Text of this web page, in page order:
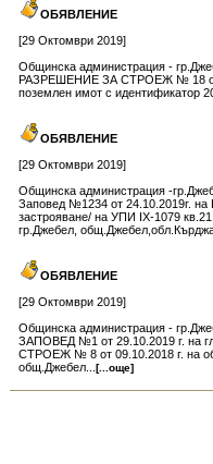
ОБЯВЛЕНИЕ
[29 Октомври 2019]
Общинска администрация -
РАЗРЕШЕНИЕ ЗА СТРОЕЖ № 18 от
поземлен имот с идентификатор
ОБЯВЛЕНИЕ
[29 Октомври 2019]
Общинска администрация -
Заповед №1234 от 24.10.2019г.
застрояване/ на УПИ IX-1079
гр.Джебел,
ОБЯВЛЕНИЕ
[29 Октомври 2019]
Общинска администрация -
ЗАПОВЕД №1 от 29.10.2019 г. на
СТРОЕЖ № 8 от 09.10.2018 г. на
общ.Джебел... [...още]